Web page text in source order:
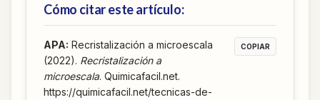
Cómo citar este artículo:
APA: Recristalización a microescala
(2022). Recristalización a
microescala. Quimicafacil.net.
https://quimicafacil.net/tecnicas-de-
COPIAR